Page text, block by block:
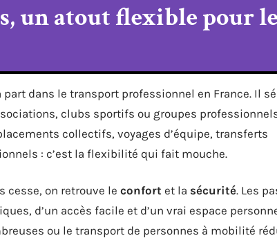
un atout flexible pour
part dans le transport professionnel en France. Il
clubs sportifs ou groupes
collectifs, voyages d’équipe, transferts
: c’est la flexibilité qui fait mouche.
cesse, on retrouve le confort et la sécurité. Les
d’un accès facile et d’un vrai espace
ou le transport de personnes à mobilité